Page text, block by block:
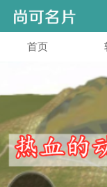
首页